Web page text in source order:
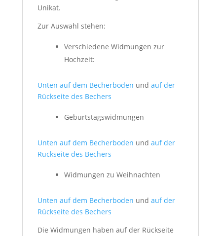
Unikat.
Zur Auswahl stehen:
Verschiedene Widmungen zur
Hochzeit:
Unten auf dem Becherboden und auf der
Rückseite des Bechers
Geburtstagswidmungen
Unten auf dem Becherboden und auf der
Rückseite des Bechers
Widmungen zu Weihnachten
Unten auf dem Becherboden und auf der
Rückseite des Bechers
Die Widmungen haben auf der Rückseite